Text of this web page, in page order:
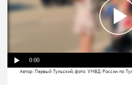
0:00
Автор: Первый Тульский, фото: УМВД России по